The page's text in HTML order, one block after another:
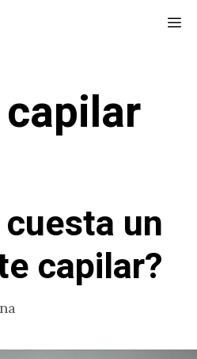
un
capilar?